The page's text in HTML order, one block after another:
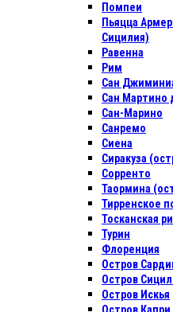
Помпеи
Пьяцца
Сицилия)
Равенна
Рим
Сан
Сан Мартино
Сан-Марино
Санремо
Сиена
Сиракуза
Сорренто
Таормина
Тирренское
Тосканская
Турин
Флоренция
Остров
Остров
Остров Искья